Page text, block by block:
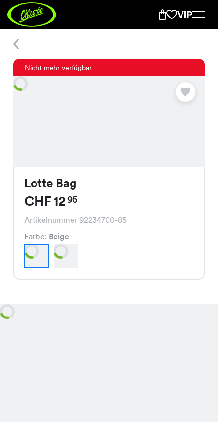
Nicht mehr verfügbar
Lotte Bag
CHF 1295
Artikelnummer 92234700-85
Farbe: Beige